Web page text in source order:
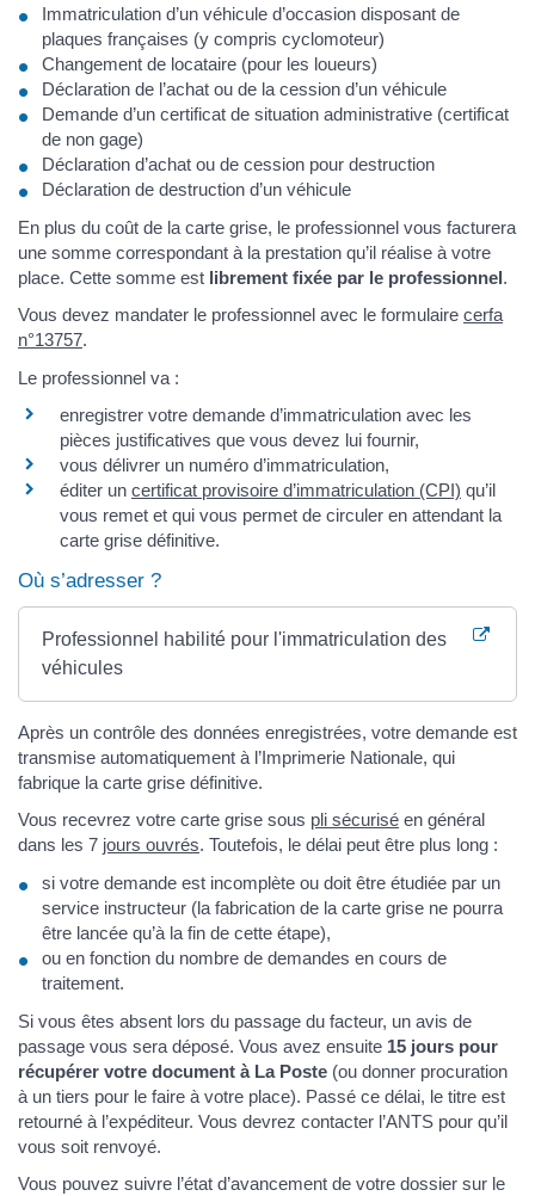
Immatriculation d’un véhicule d’occasion disposant de
plaques françaises (y compris cyclomoteur)
Changement de locataire (pour les loueurs)
Déclaration de l’achat ou de la cession d’un véhicule
Demande d’un certificat de situation administrative (certificat
de non gage)
Déclaration d’achat ou de cession pour destruction
Déclaration de destruction d’un véhicule
En plus du coût de la carte grise, le professionnel vous facturera
une somme correspondant à la prestation qu’il réalise à votre
place. Cette somme est librement fixée par le professionnel.
Vous devez mandater le professionnel avec le formulaire cerfa
n°13757.
Le professionnel va :
enregistrer votre demande d’immatriculation avec les
pièces justificatives que vous devez lui fournir,
vous délivrer un numéro d’immatriculation,
éditer un certificat provisoire d’immatriculation (CPI) qu’il
vous remet et qui vous permet de circuler en attendant la
carte grise définitive.
Où s’adresser ?
Professionnel habilité pour l'immatriculation des
véhicules
Après un contrôle des données enregistrées, votre demande est
transmise automatiquement à l’Imprimerie Nationale, qui
fabrique la carte grise définitive.
Vous recevrez votre carte grise sous pli sécurisé en général
dans les 7 jours ouvrés. Toutefois, le délai peut être plus long :
si votre demande est incomplète ou doit être étudiée par un
service instructeur (la fabrication de la carte grise ne pourra
être lancée qu’à la fin de cette étape),
ou en fonction du nombre de demandes en cours de
traitement.
Si vous êtes absent lors du passage du facteur, un avis de
passage vous sera déposé. Vous avez ensuite 15 jours pour
récupérer votre document à La Poste (ou donner procuration
à un tiers pour le faire à votre place). Passé ce délai, le titre est
retourné à l’expéditeur. Vous devrez contacter l’ANTS pour qu’il
vous soit renvoyé.
Vous pouvez suivre l’état d’avancement de votre dossier sur le